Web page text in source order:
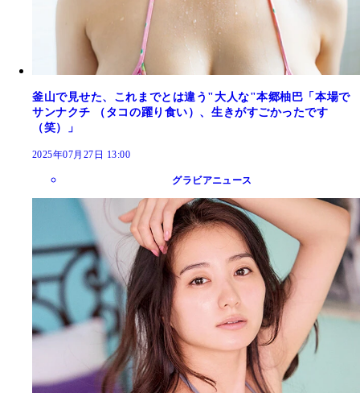
釜山で見せた、これまでとは違う"大人な"本郷柚巴「本場で
サンナクチ （タコの躍り食い）、生きがすごかったです
（笑）」
2025年07月27日 13:00
グラビアニュース